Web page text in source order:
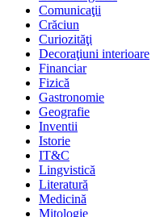
Comunicaţii
Crăciun
Curiozităţi
Decoraţiuni interioare
Financiar
Fizică
Gastronomie
Geografie
Inventii
Istorie
IT&C
Lingvistică
Literatură
Medicină
Mitologie